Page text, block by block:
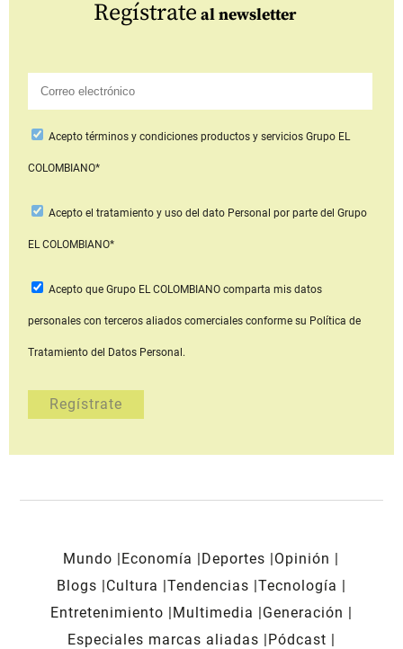
Regístrate al newsletter
Aceptotérminos y condiciones productos y serviciosGrupo EL
COLOMBIANO*
Acepto el tratamiento y uso del dato Personal por parte del Grupo
EL COLOMBIANO*
Acepto que Grupo EL COLOMBIANOcomparta mis datos
personales con terceros aliados comerciales conforme su Política de
Tratamiento del Datos Personal.
Mundo Economía Deportes
Opinión
Blogs
Cultura Tendencias Tecnología
Entretenimiento
Multimedia
Generación
Especiales marcas aliadas
Pódcast